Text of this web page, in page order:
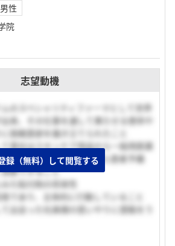
男性
院
志望動機
のスペシャリティファーマとして世界
来、その仕事を通して果たせる使命や
挑戦意欲を掻き立てられたこと
て貴社はスキンケア用品から一般用医薬
開発しており、健常人から患者予備
献できること
た貼付剤の将来性
であり、主体的に行動していること
出会った社員様の思いやりに感銘をう
録（無料）して閲覧する